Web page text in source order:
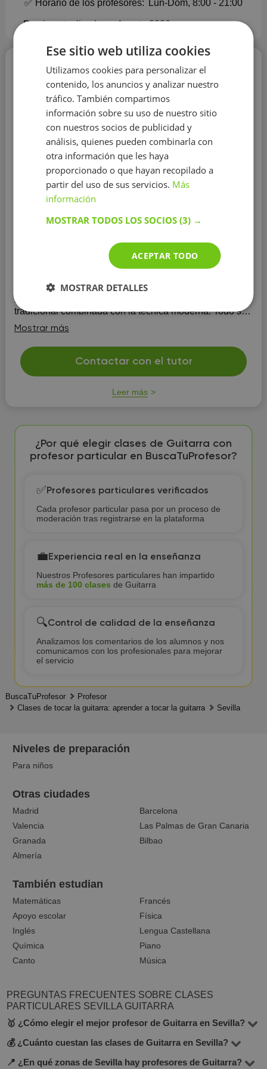
✅ Horario de los profesores: Lun-Dom, 8:00 - 21:00
Precio actualizado en Agosto 2026
20 €/h
Guitarra
Educación:Conservatorio Cristóbal de Morales
Experiencia: más de 20 años
tanto para aprender y disfrutar para las personas
interesadas en tocar en grupos como afición o profesión,
grado del plan Bolonia en la especialidad deseada.
Para los alumnos de Flamenco uso la enseñanza
tradicional combinada con la técnica moderna. Todo se
personaliza y adapta al nivel y necesidades del alumno.
Mostrar más
Contactar con el tutor
Leer más
¿Por qué elegir clases de Guitarra con
profesor particular en BuscaTuProfesor?
✅Profesores particulares verificados
Cada profesor particular pasa por un proceso de
moderación tras registrarse en la plataforma
💼Experiencia real en la enseñanza
Nuestros Profesores particulares han impartido
más de 100 clases de Guitarra
🔍Control de calidad de la enseñanza
Analizamos los comentarios de los alumnos y nos
comunicamos con los profesionales para mejorar
el servicio
BuscaTuProfesor
Profesor
Clases de tocar la guitarra: aprender a tocar la guitarra
Sevilla
Niveles de preparación
Para niños
Otras ciudades
Madrid
Barcelona
Valencia
Las Palmas de Gran Canaria
Granada
Bilbao
Almería
También estudian
Matemáticas
Francés
Apoyo escolar
Física
Inglés
Lengua Castellana
Química
Piano
Canto
Música
PREGUNTAS FRECUENTES SOBRE CLASES
PARTICULARES SEVILLA GUITARRA
🥇 ¿Cómo elegir el mejor profesor de Guitarra en Sevilla?
En la plataforma BuscaTuProfesor encontrarás 5
docentes que imparten Guitarra en la ciudad de Sevilla.
💰 ¿Cuánto cuestan las clases de Guitarra en Sevilla?
El precio de las clases varía según el nivel, experiencia
📍 ¿En qué zonas de Sevilla hay profesores de Guitarra?
Ese sitio web utiliza cookies
Utilizamos cookies para personalizar el
contenido, los anuncios y analizar nuestro
tráfico. También compartimos
información sobre su uso de nuestro sitio
con nuestros socios de publicidad y
análisis, quienes pueden combinarla con
otra información que les haya
proporcionado o que hayan recopilado a
partir del uso de sus servicios. Más
información
MOSTRAR TODOS LOS SOCIOS(3) →
ACEPTAR TODO
MOSTRAR DETALLES